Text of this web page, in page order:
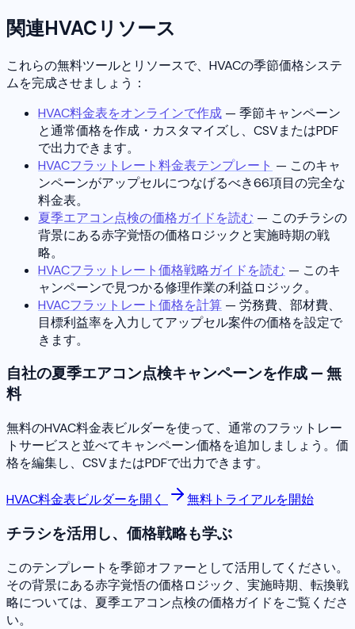
関連HVACリソース
これらの無料ツールとリソースで、HVACの季節価格システ
ムを完成させましょう：
HVAC料金表をオンラインで作成 — 季節キャンペーン
と通常価格を作成・カスタマイズし、CSVまたはPDF
で出力できます。
HVACフラットレート料金表テンプレート — このキャ
ンペーンがアップセルにつなげるべき66項目の完全な
料金表。
夏季エアコン点検の価格ガイドを読む — このチラシの
背景にある赤字覚悟の価格ロジックと実施時期の戦
略。
HVACフラットレート価格戦略ガイドを読む — このキ
ャンペーンで見つかる修理作業の利益ロジック。
HVACフラットレート価格を計算 — 労務費、部材費、
目標利益率を入力してアップセル案件の価格を設定で
きます。
自社の夏季エアコン点検キャンペーンを作成 — 無
料
無料のHVAC料金表ビルダーを使って、通常のフラットレー
トサービスと並べてキャンペーン価格を追加しましょう。価
格を編集し、CSVまたはPDFで出力できます。
HVAC料金表ビルダーを開く 無料トライアルを開始
チラシを活用し、価格戦略も学ぶ
このテンプレートを季節オファーとして活用してください。
その背景にある赤字覚悟の価格ロジック、実施時期、転換戦
略については、夏季エアコン点検の価格ガイドをご覧くださ
い。